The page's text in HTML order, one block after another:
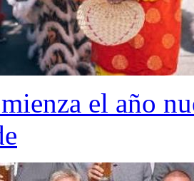
el año